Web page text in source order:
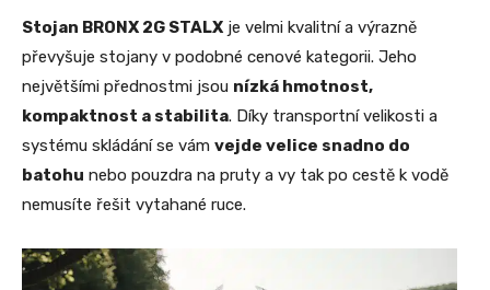
Stojan BRONX 2G STALX je velmi kvalitní a výrazně
převyšuje stojany v podobné cenové kategorii. Jeho
největšími přednostmi jsou nízká hmotnost,
kompaktnost a stabilita. Díky transportní velikosti a
systému skládání se vám vejde velice snadno do
batohu nebo pouzdra na pruty a vy tak po cestě k vodě
nemusíte řešit vytahané ruce.